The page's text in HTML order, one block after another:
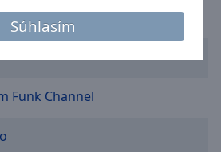
Súhlasím
Funk Channel